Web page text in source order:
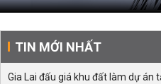
TIN MỚI NHẤT
Gia Lai đấu giá khu đất làm dự án